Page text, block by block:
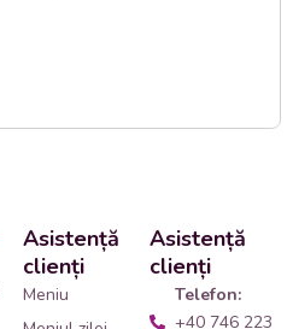
Asistență
clienți
Meniu
Asistență
clienți
Telefon:
+40 746 223